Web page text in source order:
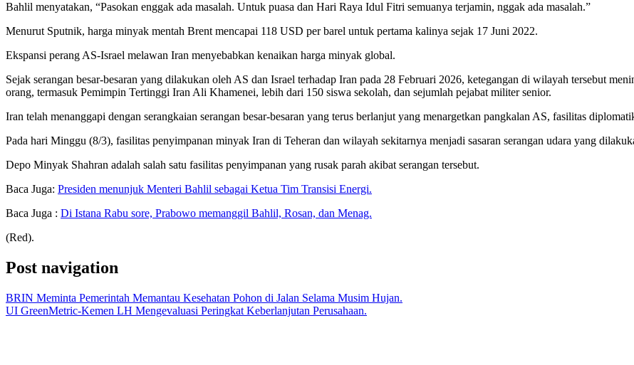
Bahlil menyatakan, “Pasokan enggak ada masalah. Untuk puasa dan Hari Raya Idul Fitri semuanya terjamin, nggak ada masalah.”
Menurut Sputnik, harga minyak mentah Brent mencapai 118 USD per barel untuk pertama kalinya sejak 17 Juni 2022.
Ekspansi perang AS-Israel melawan Iran menyebabkan kenaikan harga minyak global.
Sejak serangan besar-besaran yang dilakukan oleh AS dan Israel terhadap Iran pada 28 Februari 2026, ketegangan di wilayah tersebut
orang, termasuk Pemimpin Tertinggi Iran Ali Khamenei, lebih dari 150 siswa sekolah, dan sejumlah pejabat militer senior.
Iran telah menanggapi dengan serangkaian serangan besar-besaran yang terus berlanjut yang menargetkan pangkalan AS, fasilitas
Pada hari Minggu (8/3), fasilitas penyimpanan minyak Iran di Teheran dan wilayah sekitarnya menjadi sasaran serangan udara yang
Depo Minyak Shahran adalah salah satu fasilitas penyimpanan yang rusak parah akibat serangan tersebut.
Baca Juga: Presiden menunjuk Menteri Bahlil sebagai Ketua Tim Transisi Energi.
Baca Juga : Di Istana Rabu sore, Prabowo memanggil Bahlil, Rosan, dan Menag.
(Red).
Post navigation
BRIN Meminta Pemerintah Memantau Kesehatan Pohon di Jalan Selama Musim Hujan.
UI GreenMetric-Kemen LH Mengevaluasi Peringkat Keberlanjutan Perusahaan.